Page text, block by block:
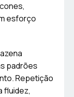
esforço
padrões
Repetição
fluidez,